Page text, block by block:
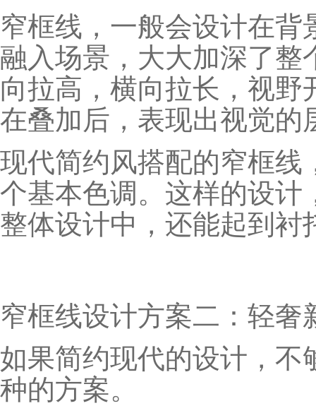
窄框线，一般会设计在
融入场景，大大加深了整
向拉高，横向拉长，视
在叠加后，表现出视觉的
现代简约风搭配的窄框线
个基本色调。这样的设计
整体设计中，还能起到衬
窄框线设计方案二：轻奢
如果简约现代的设计，不
种的方案。